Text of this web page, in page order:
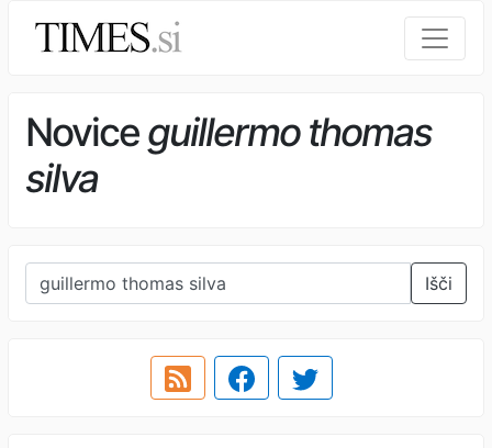
Noviceguillermo thomas
silva
Išči